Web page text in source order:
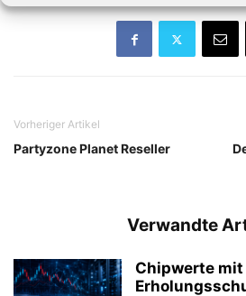
Vorheriger Artikel
Partyzone Planet Reseller
Verwandte
Chipwerte